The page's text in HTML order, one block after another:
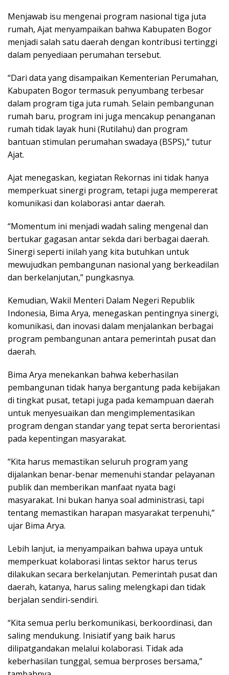
Menjawab isu mengenai program nasional tiga juta
rumah, Ajat menyampaikan bahwa Kabupaten Bogor
menjadi salah satu daerah dengan kontribusi tertinggi
dalam penyediaan perumahan tersebut.
“Dari data yang disampaikan Kementerian Perumahan,
Kabupaten Bogor termasuk penyumbang terbesar
dalam program tiga juta rumah. Selain pembangunan
rumah baru, program ini juga mencakup penanganan
rumah tidak layak huni (Rutilahu) dan program
bantuan stimulan perumahan swadaya (BSPS),” tutur
Ajat.
Ajat menegaskan, kegiatan Rekornas ini tidak hanya
memperkuat sinergi program, tetapi juga mempererat
komunikasi dan kolaborasi antar daerah.
“Momentum ini menjadi wadah saling mengenal dan
bertukar gagasan antar sekda dari berbagai daerah.
Sinergi seperti inilah yang kita butuhkan untuk
mewujudkan pembangunan nasional yang berkeadilan
dan berkelanjutan,” pungkasnya.
Kemudian, Wakil Menteri Dalam Negeri Republik
Indonesia, Bima Arya, menegaskan pentingnya sinergi,
komunikasi, dan inovasi dalam menjalankan berbagai
program pembangunan antara pemerintah pusat dan
daerah.
Bima Arya menekankan bahwa keberhasilan
pembangunan tidak hanya bergantung pada kebijakan
di tingkat pusat, tetapi juga pada kemampuan daerah
untuk menyesuaikan dan mengimplementasikan
program dengan standar yang tepat serta berorientasi
pada kepentingan masyarakat.
“Kita harus memastikan seluruh program yang
dijalankan benar-benar memenuhi standar pelayanan
publik dan memberikan manfaat nyata bagi
masyarakat. Ini bukan hanya soal administrasi, tapi
tentang memastikan harapan masyarakat terpenuhi,”
ujar Bima Arya.
Lebih lanjut, ia menyampaikan bahwa upaya untuk
memperkuat kolaborasi lintas sektor harus terus
dilakukan secara berkelanjutan. Pemerintah pusat dan
daerah, katanya, harus saling melengkapi dan tidak
berjalan sendiri-sendiri.
“Kita semua perlu berkomunikasi, berkoordinasi, dan
saling mendukung. Inisiatif yang baik harus
dilipatgandakan melalui kolaborasi. Tidak ada
keberhasilan tunggal, semua berproses bersama,”